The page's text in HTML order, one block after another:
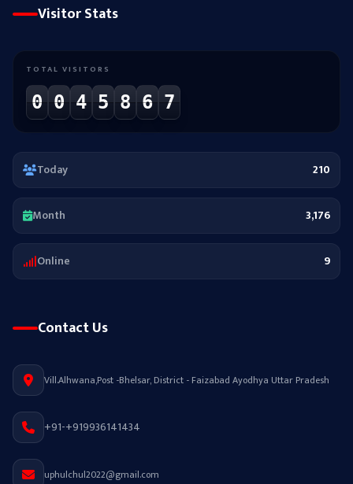
Visitor Stats
TOTAL VISITORS
0 0 4 5 8 6 7
Today 210
Month 3,176
Online 9
Contact Us
Vill.Alhwana,Post -Bhelsar, District - Faizabad Ayodhya Uttar Pradesh
+91-+919936141434
uphulchul2022@gmail.com